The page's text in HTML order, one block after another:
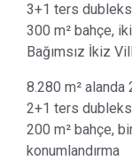
3+1 ters
300 m² bahçe,
Bağımsız İkiz
8.280 m²
2+1 ters
200 m² bahçe,
konumlandırma